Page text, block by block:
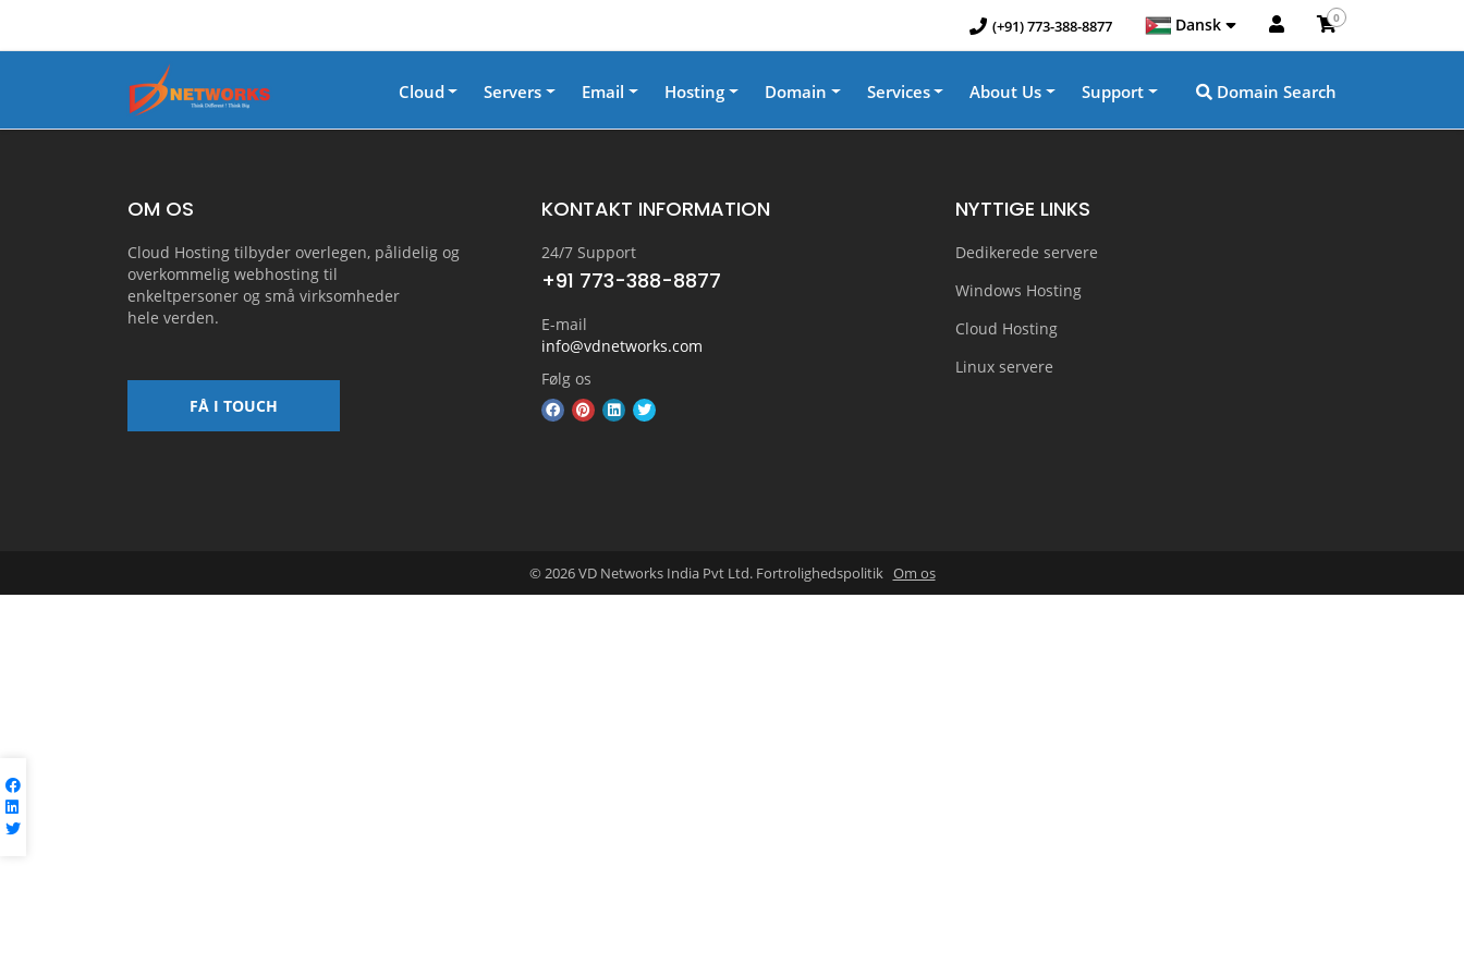
(+91) 773-388-8877 Dansk 0
Cloud Servers Email Hosting Domain Services About Us Support Domain Search
OM OS
Cloud Hosting tilbyder overlegen, pålidelig og
overkommelig webhosting til
enkeltpersoner og små virksomheder
hele verden.
FÅ I TOUCH
KONTAKT INFORMATION
24/7 Support
+91 773-388-8877
E-mail
info@vdnetworks.com
Følg os
NYTTIGE LINKS
Dedikerede servere
Windows Hosting
Cloud Hosting
Linux servere
© 2026 VD Networks India Pvt Ltd. Fortrolighedspolitik Om os